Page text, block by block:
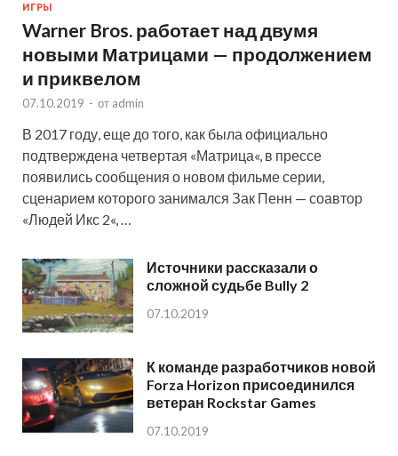
ИГРЫ
Warner Bros. работает над двумя
новыми Матрицами — продолжением
и приквелом
07.10.2019 - от admin
В 2017 году, еще до того, как была официально
подтверждена четвертая «Матрица«, в прессе
появились сообщения о новом фильме серии,
сценарием которого занимался Зак Пенн — соавтор
«Людей Икс 2«, …
Источники рассказали о
сложной судьбе Bully 2
07.10.2019
К команде разработчиков новой
Forza Horizon присоединился
ветеран Rockstar Games
07.10.2019